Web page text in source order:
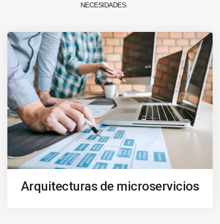
NECESIDADES.
Arquitecturas de microservicios